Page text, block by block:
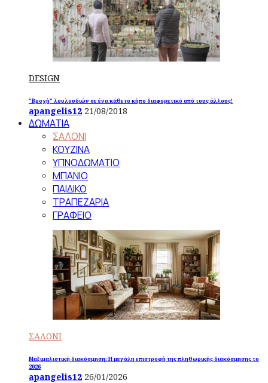
DESIGN
”Βροχή” λουλουδιών σε ένα κάθετο κήπο διαφορετικό από τους άλλους!
apangelis12 21/08/2018
ΔΩΜΑΤΙΑ
ΣΑΛΟΝΙ
ΚΟΥΖΙΝΑ
ΥΠΝΟΔΩΜΑΤΙΟ
ΜΠΑΝΙΟ
ΠΑΙΔΙΚΟ
ΤΡΑΠΕΖΑΡΙΑ
ΓΡΑΦΕΙΟ
ΣΑΛΟΝΙ
Μαξιμαλιστική διακόσμηση: Η μεγάλη επιστροφή της πληθωρικής διακόσμησης το
2026
apangelis12 26/01/2026